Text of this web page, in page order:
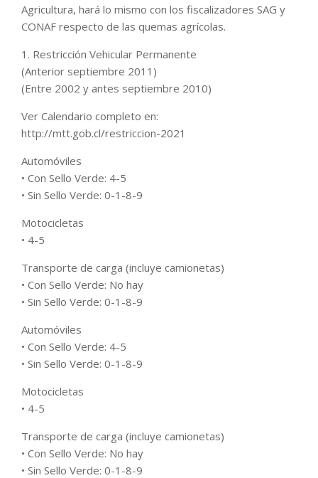
Agricultura, hará lo mismo con los fiscalizadores SAG y
CONAF respecto de las quemas agrícolas.
1. Restricción Vehicular Permanente
(Anterior septiembre 2011)
(Entre 2002 y antes septiembre 2010)
Ver Calendario completo en:
http://mtt.gob.cl/restriccion-2021
Automóviles
• Con Sello Verde: 4-5
• Sin Sello Verde: 0-1-8-9
Motocicletas
• 4-5
Transporte de carga (incluye camionetas)
• Con Sello Verde: No hay
• Sin Sello Verde: 0-1-8-9
Automóviles
• Con Sello Verde: 4-5
• Sin Sello Verde: 0-1-8-9
Motocicletas
• 4-5
Transporte de carga (incluye camionetas)
• Con Sello Verde: No hay
• Sin Sello Verde: 0-1-8-9